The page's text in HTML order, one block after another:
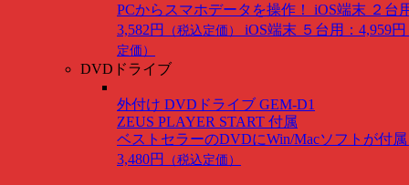
PCからスマホデータを操作！ iOS端末 ２台
3,582円
（税込定価） iOS端末 ５台用：4,959円
定価）
DVDドライブ
外付け DVDドライブ GEM-D1
ZEUS PLAYER START 付属
ベストセラーのDVDにWin/Macソフトが付
3,480円
（税込定価）